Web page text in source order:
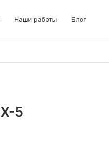
Наши работы Блог
5